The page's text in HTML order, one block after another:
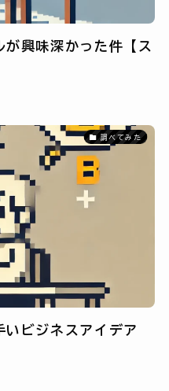
興味深かった件【ス
調べてみた
いビジネスアイデア